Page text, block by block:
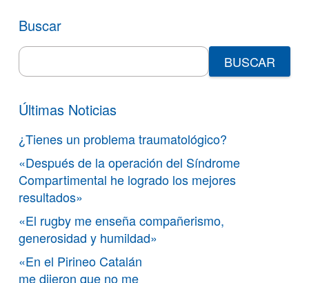
Buscar
Search
for:
Últimas Noticias
¿Tienes un problema traumatológico?
«Después de la operación del Síndrome
Compartimental he logrado los mejores
resultados»
«El rugby me enseña compañerismo,
generosidad y humildad»
«En el Pirineo Catalán
me dijeron que no me